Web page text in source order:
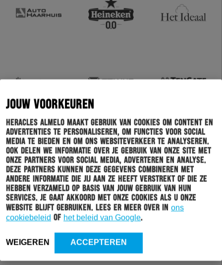
JOUW VOORKEUREN
Heracles Almelo maakt gebruik van cookies om content en
advertenties te personaliseren, om functies voor social
media te bieden en om ons websiteverkeer te analyseren.
Ook delen we informatie over je gebruik van onze site met
onze partners voor social media, adverteren en analyse.
Deze partners kunnen deze gegevens combineren met
andere informatie die jij aan ze heeft verstrekt of die ze
hebben verzameld op basis van jouw gebruik van hun
services. Je gaat akkoord met onze cookies als u onze
website blijft gebruiken. Lees er meer over in ons
cookiebeleid of het beleid van Google.
WEIGEREN ACCEPTEREN